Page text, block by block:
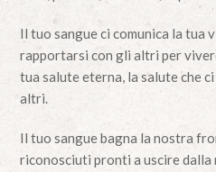
Il tuo sangue ci comunica la tua
rapportarsi con gli altri per
tua salute eterna, la salute che
altri.
Il tuo sangue bagna la nostra
riconosciuti pronti a uscire dalla